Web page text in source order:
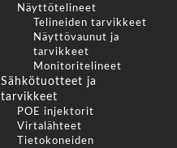
Näyttötelineet
Telineiden tarvikkeet
Näyttövaunut ja
tarvikkeet
Monitoritelineet
Sähkötuotteet ja
tarvikkeet
POE injektorit
Virtalähteet
Tietokoneiden